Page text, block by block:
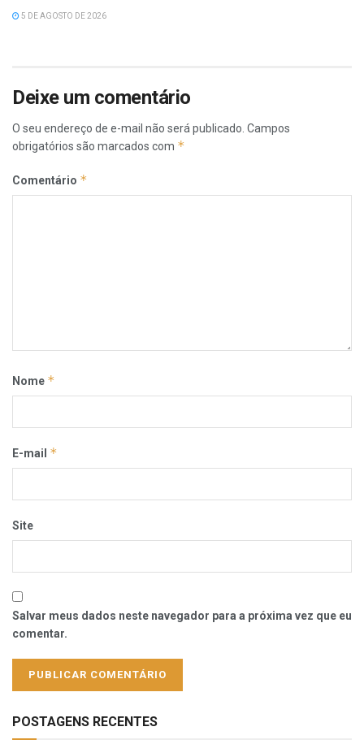
5 DE AGOSTO DE 2026
Deixe um comentário
O seu endereço de e-mail não será publicado. Campos
obrigatórios são marcados com *
Comentário *
Nome *
E-mail *
Site
Salvar meus dados neste navegador para a próxima vez que eu
comentar.
POSTAGENS RECENTES